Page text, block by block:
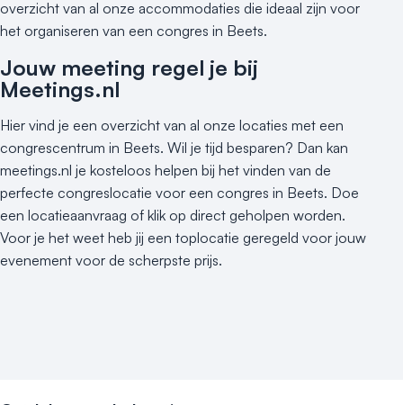
overzicht van al onze accommodaties die ideaal zijn voor
het organiseren van een congres in Beets.
Jouw meeting regel je bij
Meetings.nl
Hier vind je een overzicht van al onze locaties met een
congrescentrum in Beets. Wil je tijd besparen? Dan kan
meetings.nl je kosteloos helpen bij het vinden van de
perfecte congreslocatie voor een congres in Beets. Doe
een locatieaanvraag of klik op direct geholpen worden.
Voor je het weet heb jij een toplocatie geregeld voor jouw
evenement voor de scherpste prijs.